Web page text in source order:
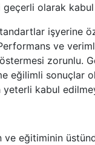
olarak
işyerine
ve
eğilimli sonuçlar
kabul
ve eğitiminin